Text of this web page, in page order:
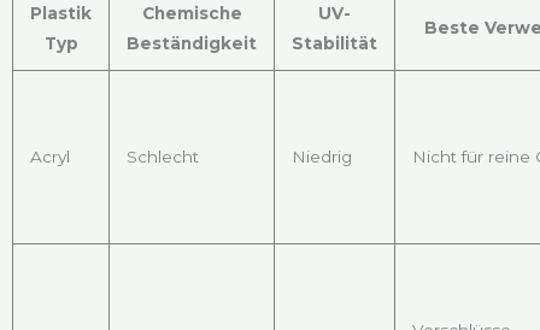
Plastik
Typ
Chemische
Beständigkeit
UV-
Stabilität
Beste
Acryl Schlecht Niedrig Nicht für reine